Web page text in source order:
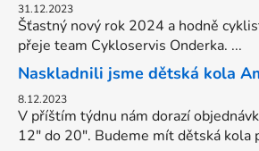
31.12.2023
Šťastný nový rok 2024 a hodně
přeje team Cykloservis Onderka. ...
Naskladnili jsme dětská kola
8.12.2023
V příštím týdnu nám dorazí
12" do 20". Budeme mít dětská kola